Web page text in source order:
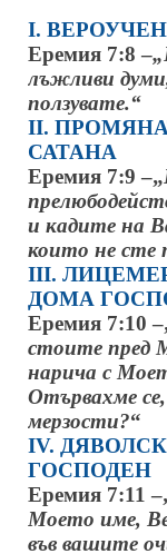
І.
Еремия 7:8 –
лъжливи
ползувате.“
ІІ.
САТАНА
Еремия 7:9 –„
и кадите на
които не сте
ІІІ.
ДОМА
Еремия 7:10
стоите пред
нарича с
Отървахме
мерзости?“
ІV.
ГОСПОДЕН
Еремия 7:11
Моето име,
във вашите